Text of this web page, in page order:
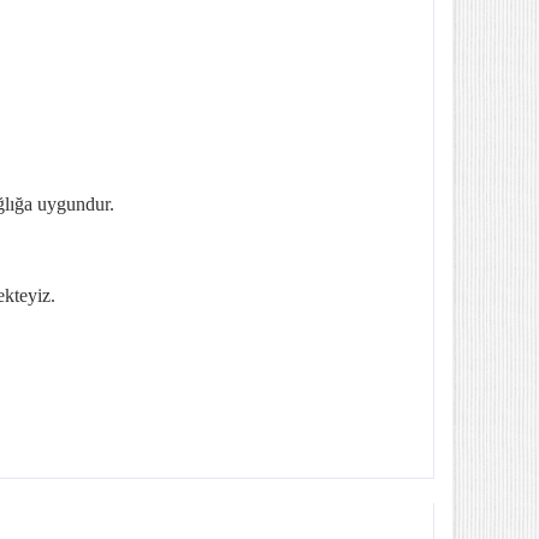
uygundur.